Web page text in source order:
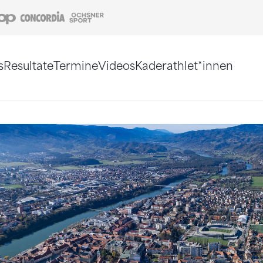
Coop Concordia
ResultateTermineVideosKaderathlet*innen